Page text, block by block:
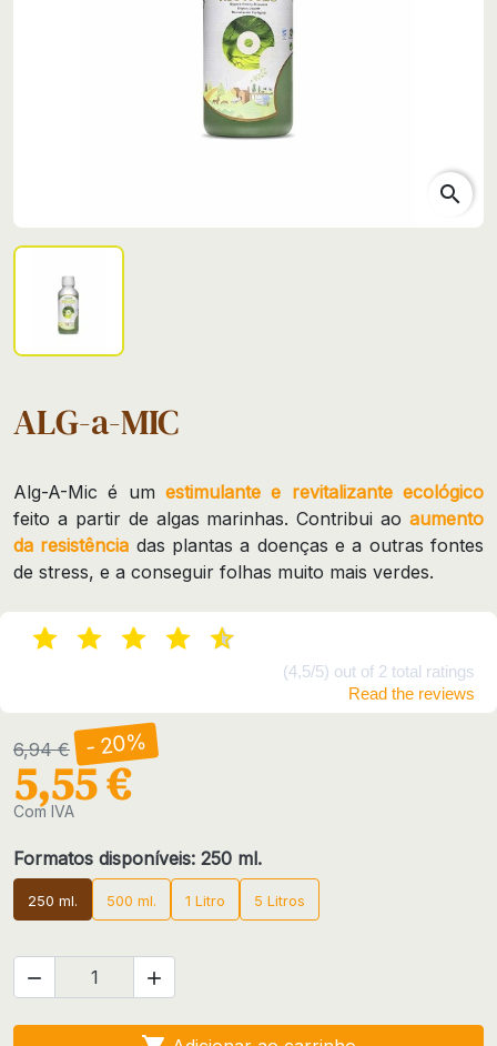
search
ALG-a-MIC
Alg-A-Mic é um estimulante e revitalizante ecológico
feito a partir de algas marinhas. Contribui ao aumento
da resistência das plantas a doenças e a outras fontes
de stress, e a conseguir folhas muito mais verdes.
(4,5/5) out of 2 total ratings
Read the reviews
6,94 € - 20%
5,55 €
Com IVA
Formatos disponíveis: 250 ml.
250 ml. 500 ml. 1 Litro 5 Litros
 